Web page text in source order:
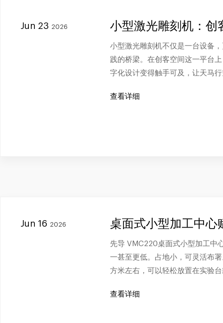
Jun 23 2026 小型激光雕刻机：创
小型激光雕刻机不仅是一台设备
践的桥梁。在创客空间这一平台
字化设计变得触手可及，让天马
查看详细
Jun 16 2026 桌面式小型加工中心
先导 VMC220桌面式小型加工中
一甚至更低。占地小，可灵活布
方米左右，可以轻松放置在实验
查看详细